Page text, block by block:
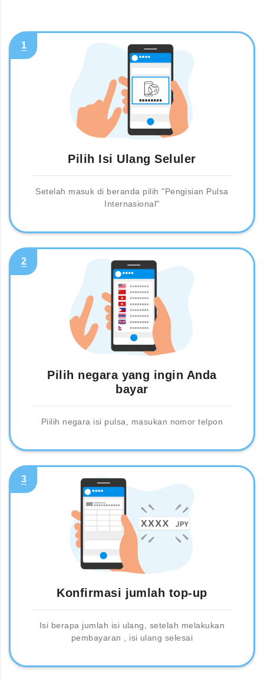
1
Pilih Isi Ulang Seluler
Setelah masuk di beranda pilih "Pengisian Pulsa
Internasional"
2
Pilih negara yang ingin Anda
bayar
Piilih negara isi pulsa, masukan nomor telpon
3
Konfirmasi jumlah top-up
Isi berapa jumlah isi ulang, setelah melakukan
pembayaran , isi ulang selesai